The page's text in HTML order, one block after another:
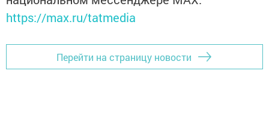
https://max.ru/tatmedia
Перейти на страницу новости